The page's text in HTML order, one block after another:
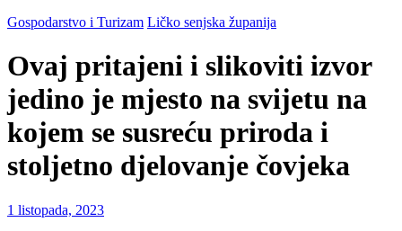
Gospodarstvo i Turizam Ličko senjska županija
Ovaj pritajeni i slikoviti izvor
jedino je mjesto na svijetu na
kojem se susreću priroda i
stoljetno djelovanje čovjeka
1 listopada, 2023